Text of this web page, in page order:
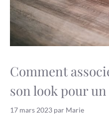
Comment
son look pour
17 mars 2023 par Marie